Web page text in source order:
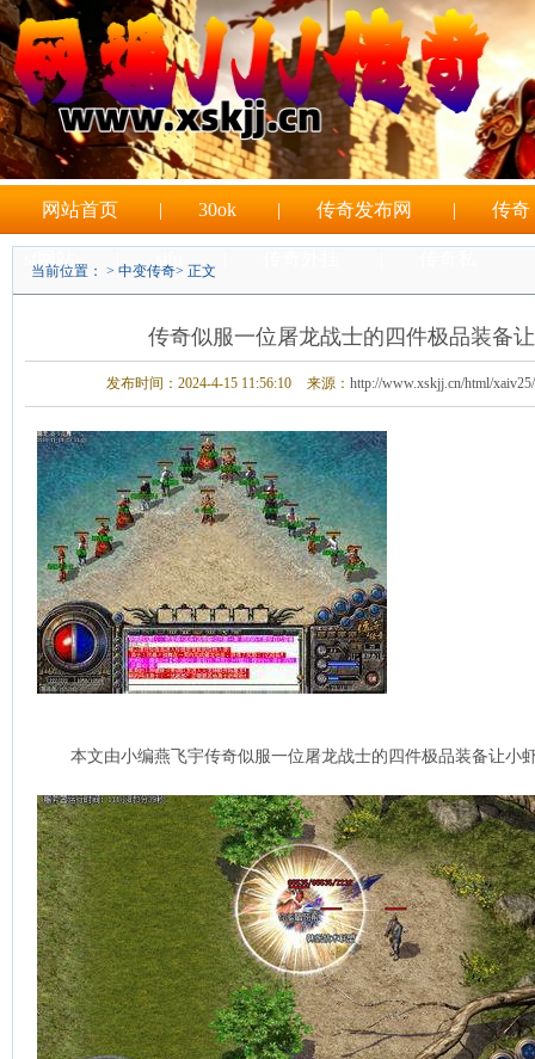
网站首页 | 30ok | 传奇发布网 | 传奇
当前位置： > 中变传奇> 正文
传奇似服一位屠龙战士的四件极品装备
发布时间：2024-4-15 11:56:10 来源： http://www.xskjj.cn/html/
本文由小编燕飞宇传奇似服一位屠龙战士的四件极品装备让小